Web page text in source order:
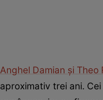
Anghel Damian și Theo
aproximativ trei ani.